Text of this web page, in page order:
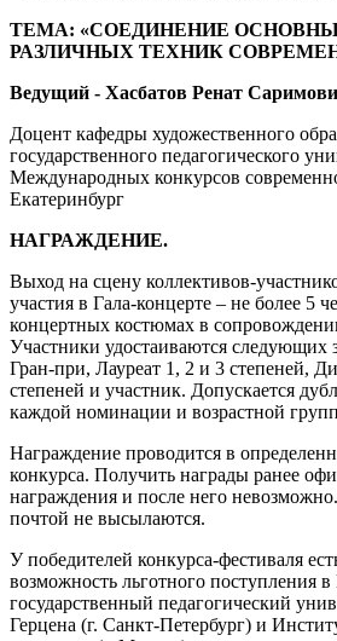
ТЕМА: «СОЕДИНЕНИЕ
РАЗЛИЧНЫХ ТЕХНИК
Ведущий - Хасбатов Ренат
Доцент кафедры художественного
государственного педагогического
Международных конкурсов
Екатеринбург
НАГРАЖДЕНИЕ.
Выход на сцену коллективов-
участия в Гала-концерте – не более 5
концертных костюмах в
Участники удостаиваются следующих
Гран-при, Лауреат 1, 2 и 3 степеней,
степеней и участник. Допускается
каждой номинации и возрастной
Награждение проводится в
конкурса. Получить награды ранее
награждения и после него
почтой не высылаются.
У победителей конкурса-фестиваля
возможность льготного поступления
государственный педагогический
Герцена (г. Санкт-Петербург) и